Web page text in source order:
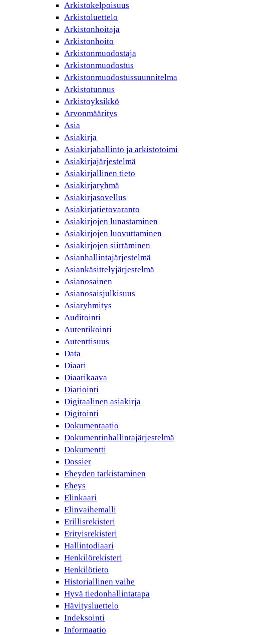
Arkistokelpoisuus
Arkistoluettelo
Arkistonhoitaja
Arkistonhoito
Arkistonmuodostaja
Arkistonmuodostus
Arkistonmuodostussuunnitelma
Arkistotunnus
Arkistoyksikkö
Arvonmääritys
Asia
Asiakirja
Asiakirjahallinto ja arkistotoimi
Asiakirjajärjestelmä
Asiakirjallinen tieto
Asiakirjaryhmä
Asiakirjasovellus
Asiakirjatietovaranto
Asiakirjojen lunastaminen
Asiakirjojen luovuttaminen
Asiakirjojen siirtäminen
Asianhallintajärjestelmä
Asiankäsittelyjärjestelmä
Asianosainen
Asianosaisjulkisuus
Asiaryhmitys
Auditointi
Autentikointi
Autenttisuus
Data
Diaari
Diaarikaava
Diariointi
Digitaalinen asiakirja
Digitointi
Dokumentaatio
Dokumentinhallintajärjestelmä
Dokumentti
Dossier
Eheyden tarkistaminen
Eheys
Elinkaari
Elinvaihemalli
Erillisrekisteri
Erityisrekisteri
Hallintodiaari
Henkilörekisteri
Henkilötieto
Historiallinen vaihe
Hyvä tiedonhallintatapa
Hävitysluettelo
Indeksointi
Informaatio